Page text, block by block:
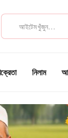
নিলাম